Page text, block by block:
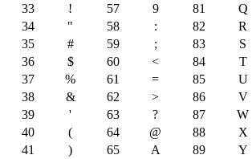
33
! 57 9 81 Q
34
" 58 : 82 R
35
# 59 ; 83 S
36
$ 60 < 84 T
37
% 61 = 85 U
38
& 62 > 86 V
39
' 63 ? 87 W
40
( 64 @ 88 X
41
) 65 A 89 Y